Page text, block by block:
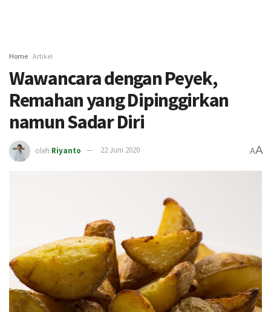
Home Artikel
Wawancara dengan Peyek,
Remahan yang Dipinggirkan
namun Sadar Diri
oleh Riyanto 22 Juni 2020 AA